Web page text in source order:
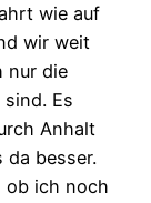
wie auf
wir weit
nur die
Es
Anhalt
da besser.
ob ich noch